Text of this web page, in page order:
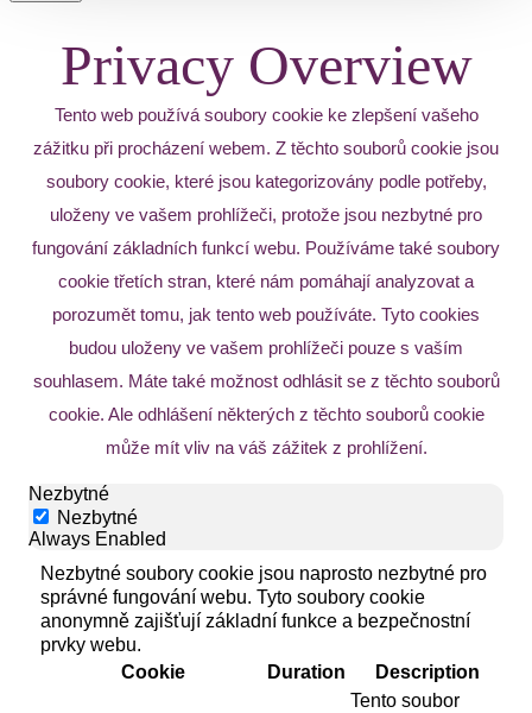
Privacy Overview
Tento web používá soubory cookie ke zlepšení vašeho
zážitku při procházení webem. Z těchto souborů cookie jsou
soubory cookie, které jsou kategorizovány podle potřeby,
uloženy ve vašem prohlížeči, protože jsou nezbytné pro
fungování základních funkcí webu. Používáme také soubory
cookie třetích stran, které nám pomáhají analyzovat a
porozumět tomu, jak tento web používáte. Tyto cookies
budou uloženy ve vašem prohlížeči pouze s vaším
souhlasem. Máte také možnost odhlásit se z těchto souborů
cookie. Ale odhlášení některých z těchto souborů cookie
může mít vliv na váš zážitek z prohlížení.
Nezbytné
Nezbytné
Always Enabled
Nezbytné soubory cookie jsou naprosto nezbytné pro
správné fungování webu. Tyto soubory cookie
anonymně zajišťují základní funkce a bezpečnostní
prvky webu.
Cookie
Duration Description
Tento soubor